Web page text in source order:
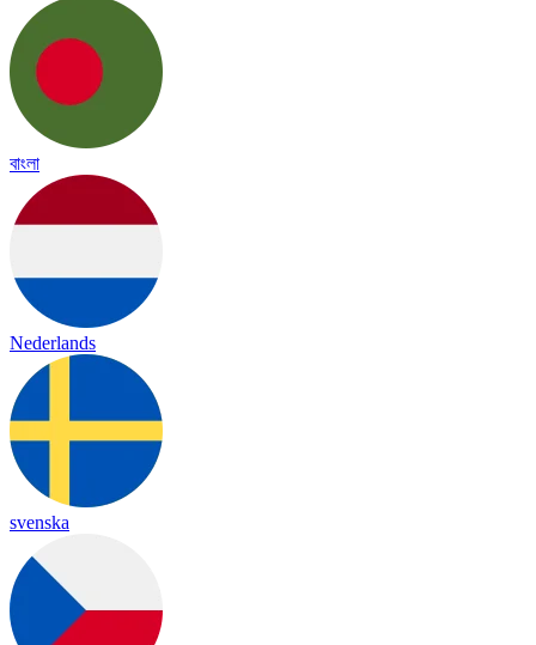
বাংলা
Nederlands
svenska